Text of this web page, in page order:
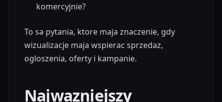
komercyjnie?
To sa pytania, ktore maja znaczenie, gdy
wizualizacje maja wspierac sprzedaz,
ogloszenia, oferty i kampanie.
Najwazniejszy